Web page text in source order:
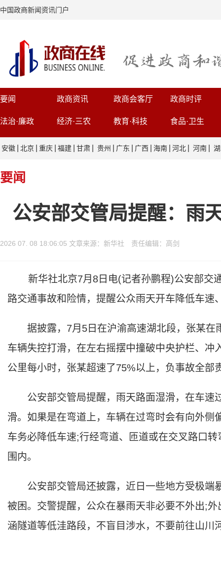
中国政商新闻资讯门户
要闻 政商资讯 政商会客厅 政商时评
法治·廉政 经济·三农 教育·科技 食品·卫生
安徽 北京 重庆 福建 甘肃 贵州 广东 广西 海南 河北 河南
要闻
公安部交管局提醒：雨
2026 07. 08 18:06:05 文章来源：新华社 责任编辑：高剑
新华社北京7月8日电(记者孙鹏程)公安部交
路交通事故和险情，提醒公众雨天开车降低车速
据披露，7月5日在沪渝高速湖北段，张某在
车辆失控打滑，在左右摇摆中撞破中央护栏、
公里每小时，张某超速了75%以上，负事故全部
公安部交管局提醒，雨天路面湿滑，在车速
滑。如果是在弯道上，车辆在过弯时会有向外
车务必降低车速;行经弯道、匝道或在交叉路口
围内。
公安部交管局还披露，近日一些地方受极端
被困。交警提醒，公众在暴雨天非必要不外出;
涵隧道等低洼路段，不盲目涉水，不要前往山